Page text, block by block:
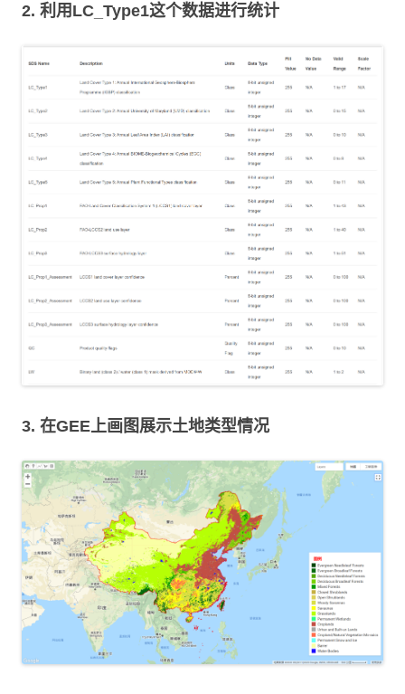
2. 利用LC_Type1这个数据进行统计
3. 在GEE上画图展示土地类型情况